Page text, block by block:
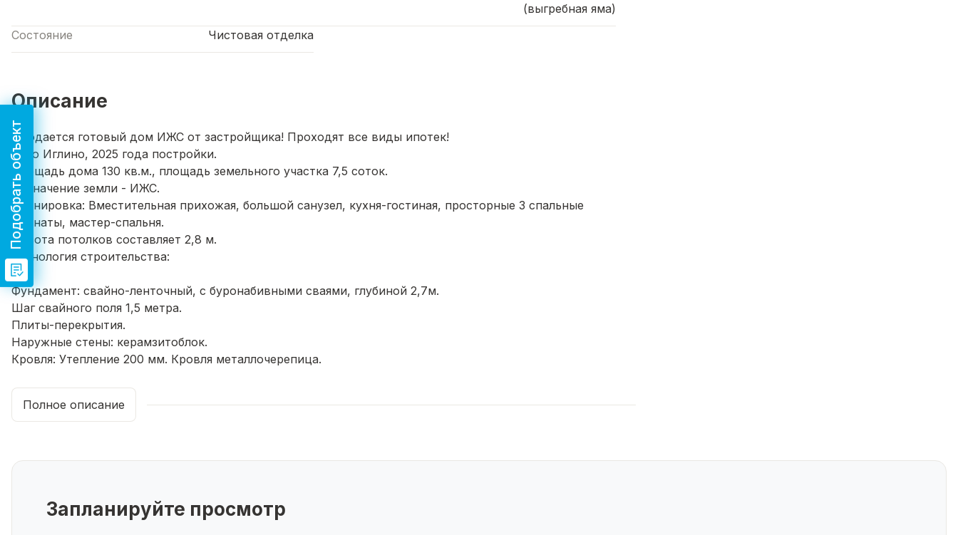
(выгребная яма)
Состояние
Чистовая отделка
Описание
Продается готовый дом ИЖС от застройщика! Проходят все виды ипотек!
Село Иглино, 2025 года постройки.
Площадь дома 130 кв.м., площадь земельного участка 7,5 соток.
Назначение земли - ИЖС.
Планировка: Вместительная прихожая, большой санузел, кухня-гостиная, просторные 3 спальные
комнаты, мастер-спальня.
Высота потолков составляет 2,8 м.
Технология строительства:
Фундамент: свайно-ленточный, с буронабивными сваями, глубиной 2,7м.
Шаг свайного поля 1,5 метра.
Плиты-перекрытия.
Наружные стены: керамзитоблок.
Кровля: Утепление 200 мм. Кровля металлочерепица.
Энергосберегающее остекление.
Бонусы при покупки сертификаты на мебелирование, ремонт, фитнес подробней расскажем при встрече.
Полное описание
Запланируйте просмотр
Подобрать объект